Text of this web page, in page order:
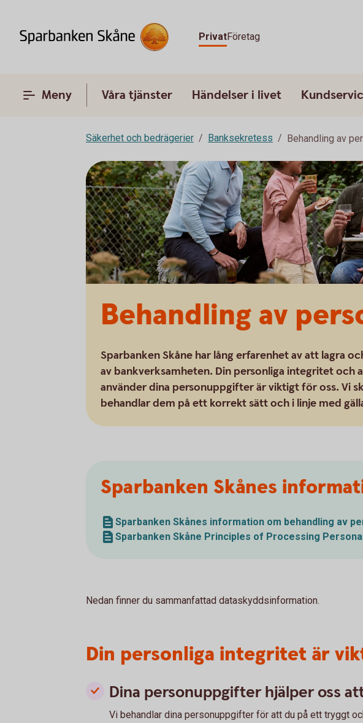
PrivatFöretag
Meny Våra tjänster Händelser i livet
Säkerhet och bedrägerier Banksekretess Behandling av
Behandling av
Sparbanken Skåne har lång erfarenhet av att lagra
av bankverksamheten. Din personliga integritet och
använder dina personuppgifter är viktigt för oss. Vi
behandlar dem på ett korrekt sätt och i linje med
Sparbanken Skånes
Sparbanken Skånes information om behandling av
Sparbanken Skåne Principles of Processing
Nedan finner du sammanfattad dataskyddsinformation.
Din personliga integritet är
Dina personuppgifter hjälper oss
Vi behandlar dina personuppgifter för att du på ett tryggt